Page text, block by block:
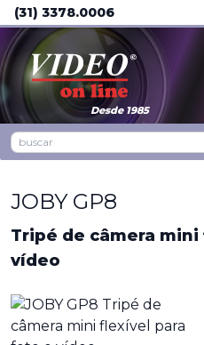
(31) 3378.0006
Desde 1985
JOBY GP8
Tripé de câmera
vídeo